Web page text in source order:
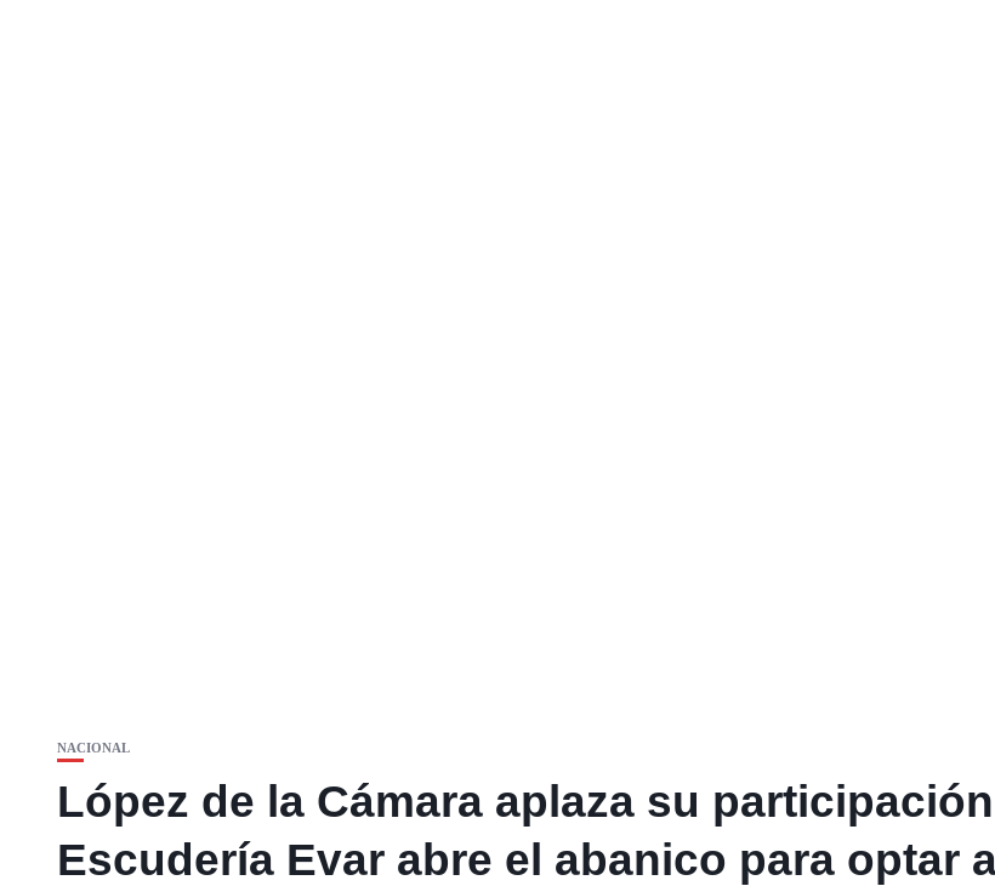
NACIONAL
López de la Cámara aplaza su
Escudería Evar abre el abanico para optar